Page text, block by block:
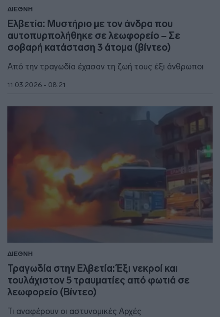
ΔΙΕΘΝΗ
Ελβετία: Μυστήριο με τον άνδρα που
αυτοπυρπολήθηκε σε λεωφορείο – Σε
σοβαρή κατάσταση 3 άτομα (βίντεο)
Από την τραγωδία έχασαν τη ζωή τους έξι άνθρωποι
11.03.2026 - 08:21
ΔΙΕΘΝΗ
Τραγωδία στην Ελβετία: Έξι νεκροί και
τουλάχιστον 5 τραυματίες από φωτιά σε
λεωφορείο (Βίντεο)
Τι αναφέρουν οι αστυνομικές Αρχές